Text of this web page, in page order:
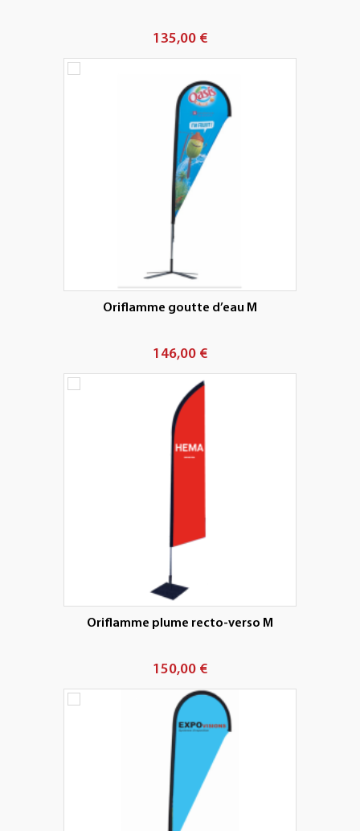
135,00 €
Oriflamme goutte d’eau M
146,00 €
Oriflamme plume recto-verso M
150,00 €